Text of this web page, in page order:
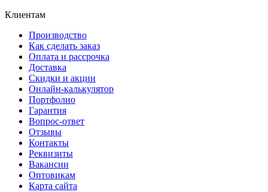
Клиентам
Производство
Как сделать заказ
Оплата и рассрочка
Доставка
Скидки и акции
Онлайн-калькулятор
Портфолио
Гарантия
Вопрос-ответ
Отзывы
Контакты
Реквизиты
Вакансии
Оптовикам
Карта сайта